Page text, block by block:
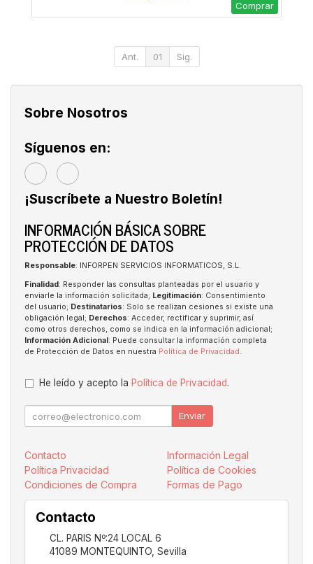
Comprar
Ant. 01 Sig.
Sobre Nosotros
Síguenos en:
¡Suscríbete a Nuestro Boletín!
INFORMACIÓN BÁSICA SOBRE
PROTECCIÓN DE DATOS
Responsable: INFORPEN SERVICIOS INFORMATICOS, S.L.
Finalidad: Responder las consultas planteadas por el usuario y
enviarle la información solicitada; Legitimación: Consentimiento
del usuario; Destinatarios: Solo se realizan cesiones si existe una
obligación legal; Derechos: Acceder, rectificar y suprimir, así
como otros derechos, como se indica en la información adicional;
Información Adicional: Puede consultar la información completa
de Protección de Datos en nuestra Política de Privacidad.
He leído y acepto la Política de Privacidad.
Enviar
Contacto
Información Legal
Política Privacidad
Política de Cookies
Condiciones de Compra
Formas de Pago
Contacto
CL. PARIS Nº:24 LOCAL 6
41089 MONTEQUINTO, Sevilla